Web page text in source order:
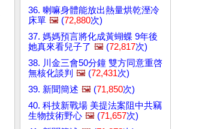
36. 喇嘛身體能放出熱量烘乾溼冷
床單 🖼️ (72,880次)
37. 媽媽預言將化成黃蝴蝶 9年後
她真來看兒子了 🖼️ (72,817次)
38. 川金三會50分鐘 雙方同意重啓
無核化談判 🖼️ (72,431次)
39. 新聞簡述 🖼️ (71,850次)
40. 科技新戰場 美提法案阻中共竊
生物技術野心 🖼️ (71,657次)